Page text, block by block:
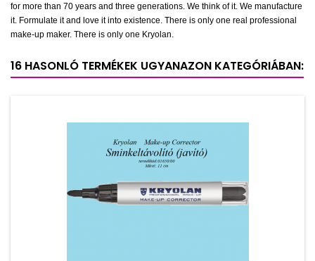
for more than 70 years and three generations. We think of it. We manufacture
it. Formulate it and love it into existence. There is only one real professional
make-up maker. There is only one Kryolan.
16 HASONLÓ TERMÉKEK UGYANAZON KATEGÓRIÁBAN: